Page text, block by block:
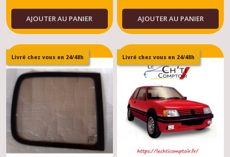
AJOUTER AU PANIER AJOUTER AU PANIER
Livré chez vous en 24/48h Livré chez vous en 24/48h